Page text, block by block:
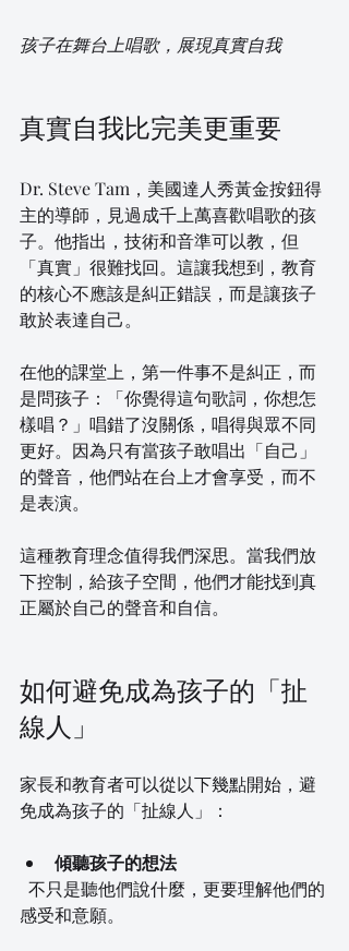
孩子在舞台上唱歌，展現真實自我
真實自我比完美更重要
Dr. Steve Tam，美國達人秀黃金按鈕得
主的導師，見過成千上萬喜歡唱歌的孩
子。他指出，技術和音準可以教，但
「真實」很難找回。這讓我想到，教育
的核心不應該是糾正錯誤，而是讓孩子
敢於表達自己。
在他的課堂上，第一件事不是糾正，而
是問孩子：「你覺得這句歌詞，你想怎
樣唱？」唱錯了沒關係，唱得與眾不同
更好。因為只有當孩子敢唱出「自己」
的聲音，他們站在台上才會享受，而不
是表演。
這種教育理念值得我們深思。當我們放
下控制，給孩子空間，他們才能找到真
正屬於自己的聲音和自信。
如何避免成為孩子的「扯
線人」
家長和教育者可以從以下幾點開始，避
免成為孩子的「扯線人」：
傾聽孩子的想法
感受和意願。